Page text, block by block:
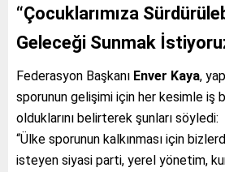
“Çocuklarımıza
Geleceği Sunmak
Federasyon Başkanı Enver Kaya,
sporunun gelişimi için her kesimle iş
olduklarını belirterek şunları söyledi:
“Ülke sporunun kalkınması için
isteyen siyasi parti, yerel yönetim,